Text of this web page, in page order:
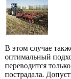
В этом случае
оптимальный
переводится
пострадала.